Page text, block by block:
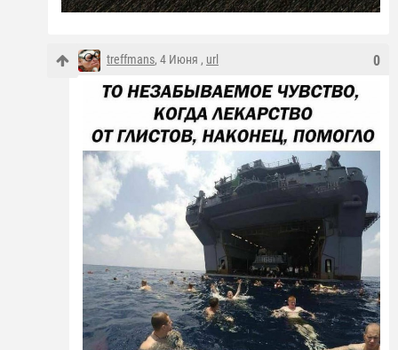
0
treffmans, 4 Июня , url